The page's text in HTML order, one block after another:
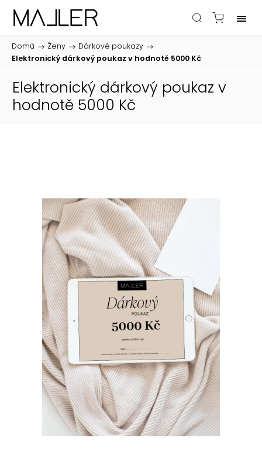
Domů / Ženy / Dárkové poukazy /
Elektronický dárkový poukaz v hodnotě 5000 Kč
Elektronický dárkový poukaz v
hodnotě 5000 Kč